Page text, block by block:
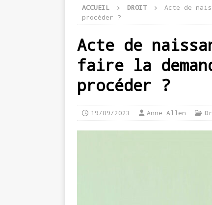
ACCUEIL DROIT
Acte de
procéder ?
Acte de
faire la
procéder ?
19/09/2023 Anne Allen